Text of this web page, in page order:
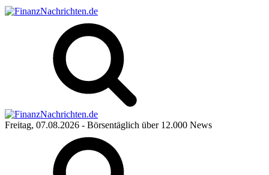
Freitag, 07.08.2026 - Börsentäglich über 12.000 News